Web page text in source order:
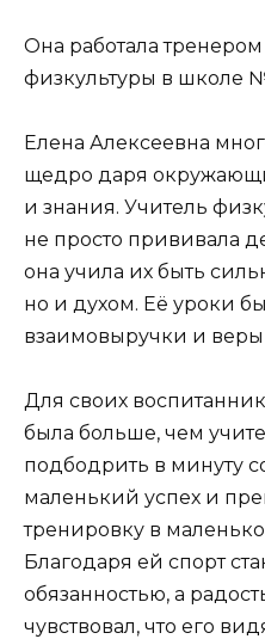
Она работала
физкультуры в школе
Елена Алексеевна
щедро даря
и знания. Учитель
не просто прививала
она учила их быть
но и духом. Её уроки
взаимовыручки и
Для своих
была больше, чем
подбодрить в минуту
маленький успех и
тренировку в
Благодаря ей спорт
обязанностью, а
чувствовал, что его